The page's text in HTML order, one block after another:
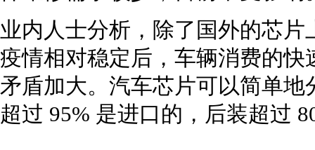
业内人士分析，除了国外的芯
疫情相对稳定后，车辆消费的
矛盾加大。汽车芯片可以简单
超过 95% 是进口的，后装超过